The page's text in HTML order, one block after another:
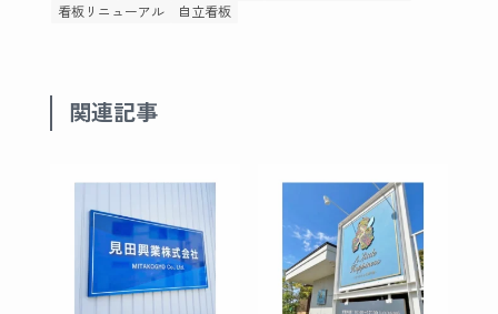
看板リニューアル
自立看板
関連記事